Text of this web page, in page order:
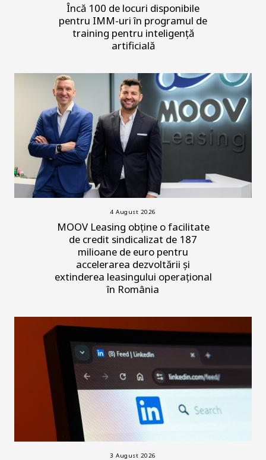
Încă 100 de locuri disponibile
pentru IMM-uri în programul de
training pentru inteligență
artificială
4 August 2026
MOOV Leasing obține o facilitate
de credit sindicalizat de 187
milioane de euro pentru
accelerarea dezvoltării și
extinderea leasingului operațional
în România
3 August 2026